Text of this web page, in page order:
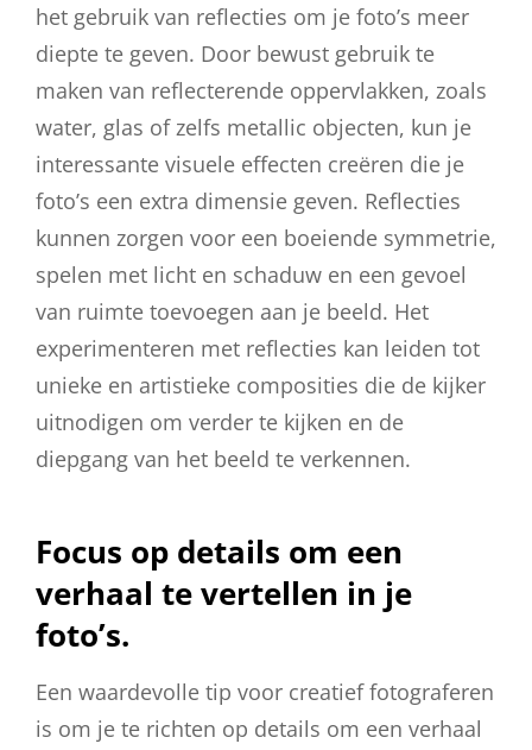
het gebruik van reflecties om je foto’s meer
diepte te geven. Door bewust gebruik te
maken van reflecterende oppervlakken, zoals
water, glas of zelfs metallic objecten, kun je
interessante visuele effecten creëren die je
foto’s een extra dimensie geven. Reflecties
kunnen zorgen voor een boeiende symmetrie,
spelen met licht en schaduw en een gevoel
van ruimte toevoegen aan je beeld. Het
experimenteren met reflecties kan leiden tot
unieke en artistieke composities die de kijker
uitnodigen om verder te kijken en de
diepgang van het beeld te verkennen.
Focus op details om een
verhaal te vertellen in je
foto’s.
Een waardevolle tip voor creatief fotograferen
is om je te richten op details om een verhaal